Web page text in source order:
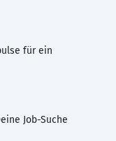
für ein
Job-Suche